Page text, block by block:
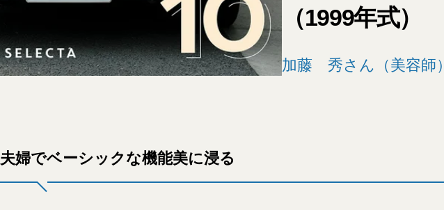
（1999年式）
加藤 秀さん（美容師）
夫婦でベーシックな機能美に浸る